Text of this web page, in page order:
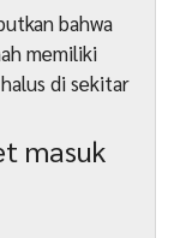
bahwa
memiliki
di sekitar
masuk